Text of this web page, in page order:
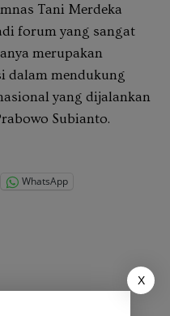
Tani Merdeka
forum yang sangat
merupakan
dalam mendukung
yang dijalankan
Subianto.
WhatsApp
X